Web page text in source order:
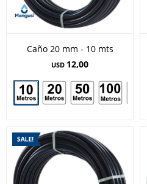
Caño 20 mm - 10 mts
USD 12,00